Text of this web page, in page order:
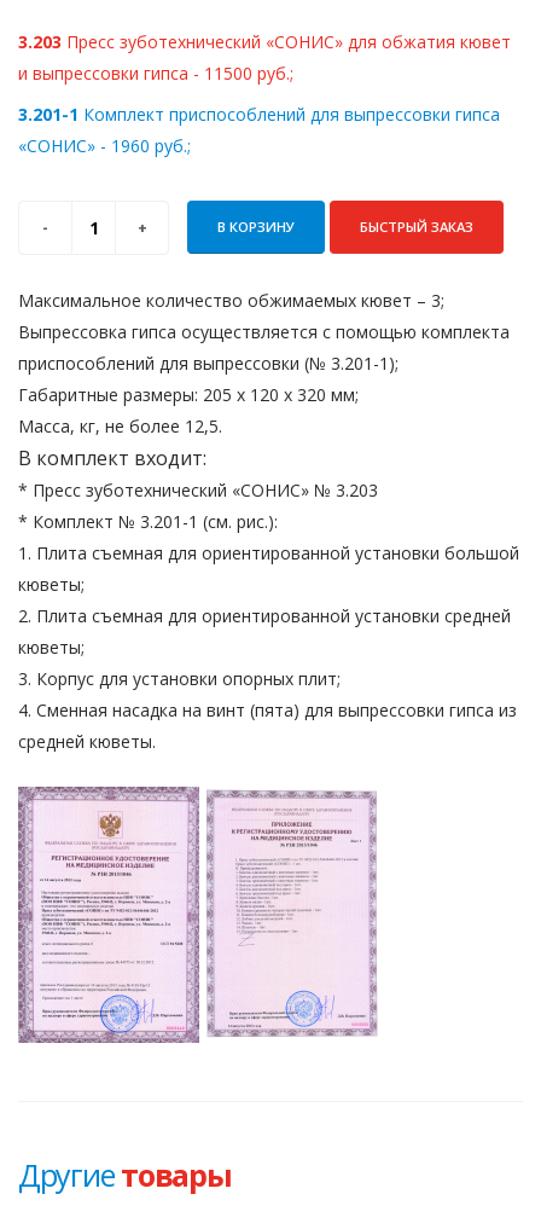
3.203 Пресс зуботехнический «СОНИС» для обжатия кювет
и выпрессовки гипса - 11500 руб.;
3.201-1 Комплект приспособлений для выпрессовки гипса
«СОНИС» - 1960 руб.;
В КОРЗИНУ БЫСТРЫЙ ЗАКАЗ
Максимальное количество обжимаемых кювет – 3;
Выпрессовка гипса осуществляется с помощью комплекта
приспособлений для выпрессовки (№ 3.201-1);
Габаритные размеры: 205 х 120 х 320 мм;
Масса, кг, не более 12,5.
В комплект входит:
* Пресс зуботехнический «СОНИС» № 3.203
* Комплект № 3.201-1 (см. рис.):
1. Плита съемная для ориентированной установки большой
кюветы;
2. Плита съемная для ориентированной установки средней
кюветы;
3. Корпус для установки опорных плит;
4. Сменная насадка на винт (пята) для выпрессовки гипса из
средней кюветы.
Другиетовары